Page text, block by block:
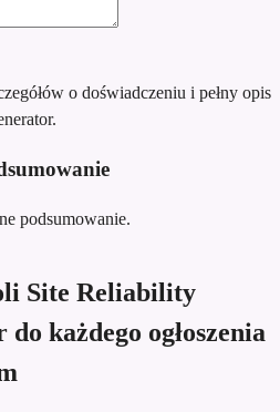
o doświadczeniu i pełny opis
podsumowanie.
Site Reliability
każdego ogłoszenia